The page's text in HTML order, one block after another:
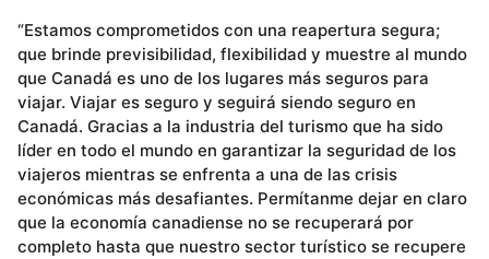
“Estamos comprometidos con una reapertura segura;
que brinde previsibilidad, flexibilidad y muestre al mundo
que Canadá es uno de los lugares más seguros para
viajar. Viajar es seguro y seguirá siendo seguro en
Canadá. Gracias a la industria del turismo que ha sido
líder en todo el mundo en garantizar la seguridad de los
viajeros mientras se enfrenta a una de las crisis
económicas más desafiantes. Permítanme dejar en claro
que la economía canadiense no se recuperará por
completo hasta que nuestro sector turístico se recupere